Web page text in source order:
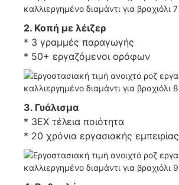
2. Κοπή με λέιζερ
* 3 γραμμές παραγωγής
* 50+ εργαζόμενοι ορόφων
3. Γυάλισμα
* 3EX τέλεια ποιότητα
* 20 χρόνια εργασιακής εμπειρίας